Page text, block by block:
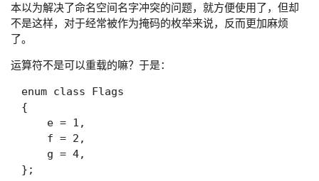
本以为解决了命名空间名字冲突的问题，就方便使用了，但却
不是这样，对于经常被作为掩码的枚举来说，反而更加麻烦
了。
运算符不是可以重载的嘛？于是：
enum class Flags
{
    e = 1,
    f = 2,
    g = 4,
};